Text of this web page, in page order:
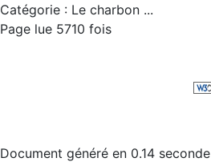
Catégorie : Le charbon ...
Page lue 5710 fois
Document généré en 0.14 seconde